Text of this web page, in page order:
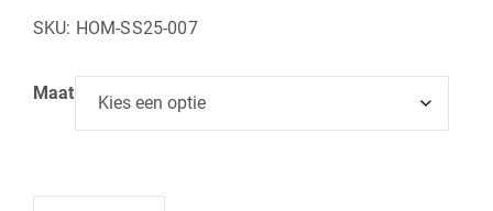
SKU: HOM-SS25-007
Maat